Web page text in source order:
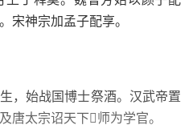
宋神宗加孟子配享。
，始战国博士祭酒。汉武帝置
唐太宗诏天下师为学官。